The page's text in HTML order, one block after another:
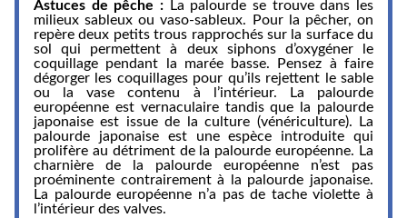
Astuces de pêche : La palourde se trouve dans les
milieux sableux ou vaso-sableux. Pour la pêcher, on
repère deux petits trous rapprochés sur la surface du
sol qui permettent à deux siphons d’oxygéner le
coquillage pendant la marée basse. Pensez à faire
dégorger les coquillages pour qu’ils rejettent le sable
ou la vase contenu à l’intérieur. La palourde
européenne est vernaculaire tandis que la palourde
japonaise est issue de la culture (vénériculture). La
palourde japonaise est une espèce introduite qui
prolifère au détriment de la palourde européenne. La
charnière de la palourde européenne n’est pas
proéminente contrairement à la palourde japonaise.
La palourde européenne n’a pas de tache violette à
l’intérieur des valves.